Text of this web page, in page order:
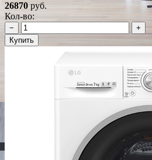
26870 руб.
Кол-во:
−
+
Купить